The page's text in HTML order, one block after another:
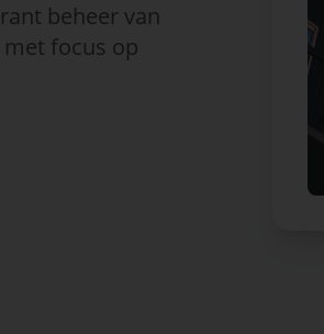
beheer van
focus op